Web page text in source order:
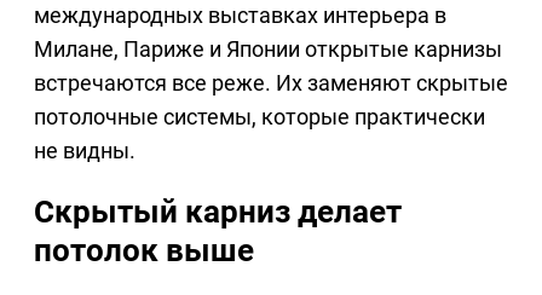
международных выставках интерьера в
Милане, Париже и Японии открытые карнизы
встречаются все реже. Их заменяют скрытые
потолочные системы, которые практически
не видны.
Скрытый карниз делает
потолок выше